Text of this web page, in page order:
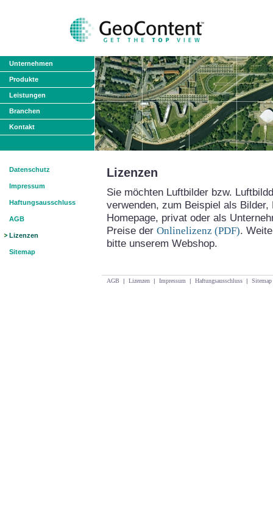
Unternehmen
Produkte
Leistungen
Branchen
Kontakt
Datenschutz
Impressum
Haftungsausschluss
AGB
Lizenzen
Sitemap
Lizenzen
Sie möchten Luftbilder bzw.
verwenden, zum Beispiel als
Homepage, privat oder als
Preise der Onlinelizenz (PDF).
bitte unserem Webshop.
AGB | Lizenzen | Impressum | Haftungsausschluss | Sitemap